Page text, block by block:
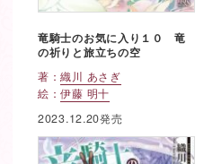
竜騎士のお気に入り１０ 竜
の祈りと旅立ちの空
著：織川 あさぎ
絵：伊藤 明十
2023.12.20発売